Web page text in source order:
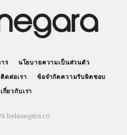
ร
นโยบายความเป็นส่วนตัว
ติดต่อเรา
ข้อจำกัดความรับผิดชอบ
เกี่ยวกับเรา
belanegara.co